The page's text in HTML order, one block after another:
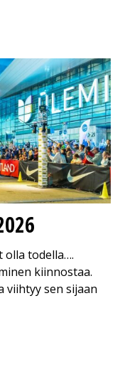
olla todella….
kiinnostaa.
viihtyy sen sijaan